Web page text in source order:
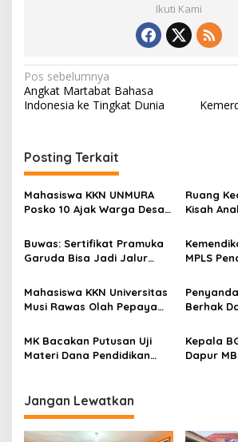
Ikuti Kami
N
a
i
g
a
s
i
p
s
Pos sebelumnya
Angkat Martabat Bahasa
Indonesia ke Tingkat Dunia
Posting Terkait
Mahasiswa KKN UNMURA
Posko 10 Ajak Warga Desa
Digital
Ruang
Kisah
Lewat
Buwas: Sertifikat Pramuka
Garuda Bisa Jadi Jalur
dan Perguruan Tinggi
MPLS
Mahasiswa KKN Universitas
Musi Rawas Olah Pepaya
Jual Tinggi, Dorong UMKM
Desa Air Satan
Berhak
Biaya
MK Bacakan Putusan Uji
Materi Dana Pendidikan
Implikasi Putusan
Kepala
Dapur
Jangan Lewatkan